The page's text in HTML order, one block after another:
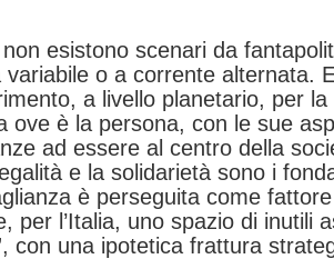
non esistono scenari da
variabile o a corrente alternata.
a livello planetario, per
ove è la persona, con le sue
ad essere al centro della
e la solidarietà sono i
è perseguita come
per l’Italia, uno spazio di inutili
con una ipotetica frattura